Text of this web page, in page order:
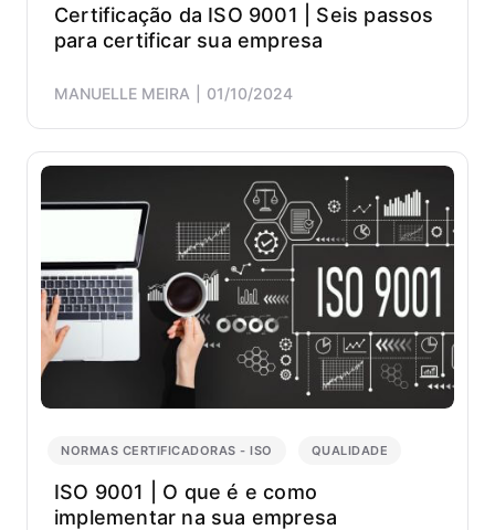
Certificação da ISO 9001 | Seis passos
para certificar sua empresa
MANUELLE MEIRA 01/10/2024
NORMAS CERTIFICADORAS - ISO QUALIDADE
ISO 9001 | O que é e como
implementar na sua empresa